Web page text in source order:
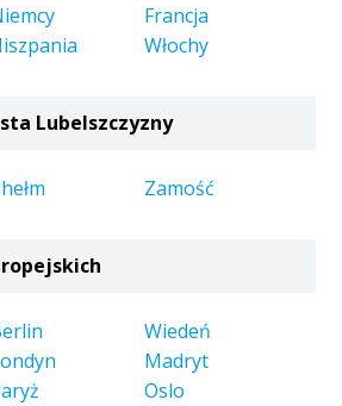
Francja
Włochy
Lubelszczyzny
Zamość
Wiedeń
Madryt
Oslo